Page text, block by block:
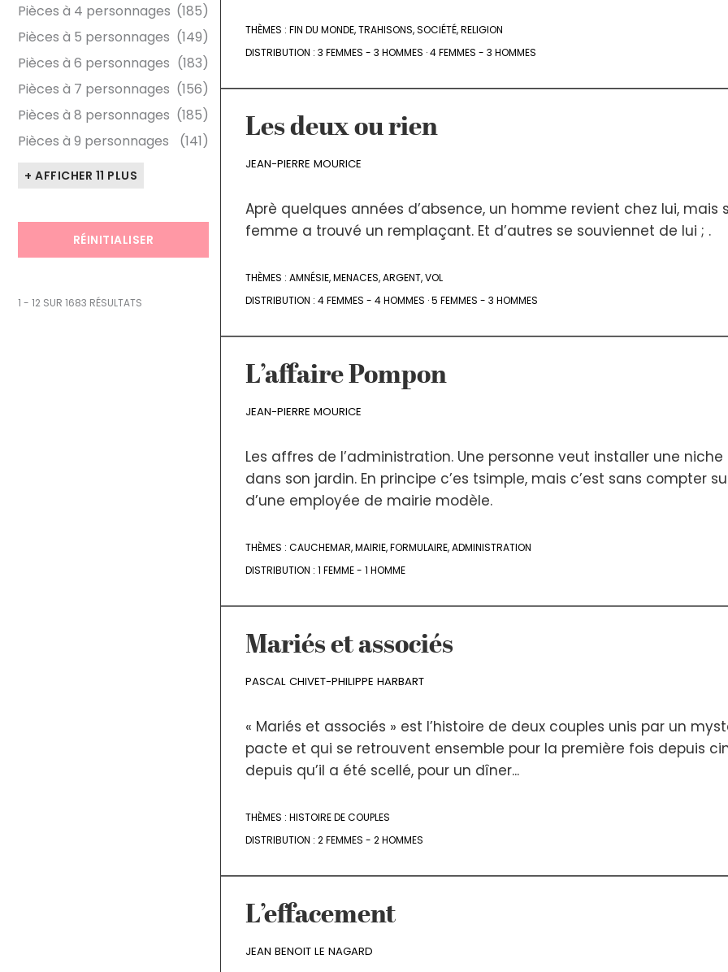
Pièces à 4 personnages (185)
Pièces à 5 personnages (149)
Pièces à 6 personnages (183)
Pièces à 7 personnages (156)
Pièces à 8 personnages (185)
Pièces à 9 personnages
(141)
+ AFFICHER 11 PLUS
RÉINITIALISER
1 - 12 SUR 1683 RÉSULTATS
THÈMES : FIN DU MONDE,TRAHISONS,SOCIÉTÉ,RELIGION
DISTRIBUTION : 3 FEMMES - 3 HOMMES ·4 FEMMES - 3 HOMMES
Les deux ou rien
JEAN-PIERRE MOURICE
Aprè quelques années d’absence, un homme revient chez lui, mais
femme a trouvé un remplaçant. Et d’autres se souviennet de lui ; .
THÈMES : AMNÉSIE,MENACES,ARGENT,VOL
DISTRIBUTION : 4 FEMMES - 4 HOMMES ·5 FEMMES - 3 HOMMES
L’affaire Pompon
JEAN-PIERRE MOURICE
Les affres de l’administration. Une personne veut installer une
dans son jardin. En principe c’es tsimple, mais c’est sans compter
d’une employée de mairie modèle.
THÈMES : CAUCHEMAR,MAIRIE,FORMULAIRE,ADMINISTRATION
DISTRIBUTION : 1 FEMME - 1 HOMME
Mariés et associés
PASCAL CHIVET-PHILIPPE HARBART
« Mariés et associés » est l’histoire de deux couples unis par un
pacte et qui se retrouvent ensemble pour la première fois depuis
depuis qu’il a été scellé, pour un dîner...
THÈMES : HISTOIRE DE COUPLES
DISTRIBUTION : 2 FEMMES - 2 HOMMES
L’effacement
JEAN BENOIT LE NAGARD